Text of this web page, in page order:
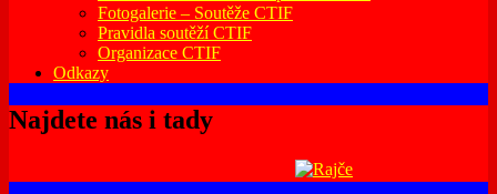
Fotogalerie – Soutěže CTIF
Pravidla soutěží CTIF
Organizace CTIF
Odkazy
Najdete nás i tady